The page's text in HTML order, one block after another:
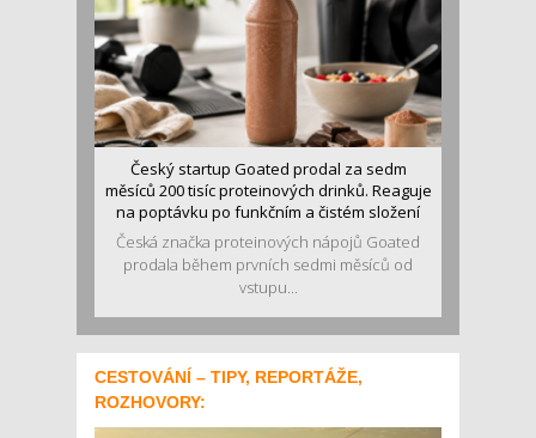
Český startup Goated prodal za sedm
měsíců 200 tisíc proteinových drinků. Reaguje
na poptávku po funkčním a čistém složení
Česká značka proteinových nápojů Goated
prodala během prvních sedmi měsíců od
vstupu...
CESTOVÁNÍ – TIPY, REPORTÁŽE,
ROZHOVORY: